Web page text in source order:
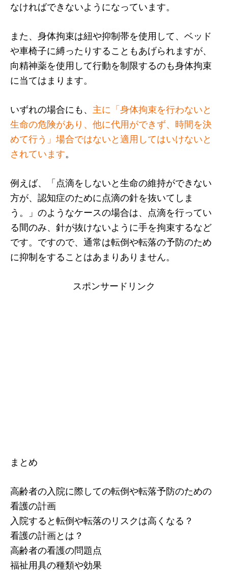
なければできないようになっています。
また、身体拘束は紐や抑制帯を使用して、ベッド
や車椅子に縛ったりすることもあげられますが、
向精神薬を使用して行動を制限するのも身体拘束
に当てはまります。
いずれの場合にも、 主に「身体拘束を行わないと
生命の危険があり、他に代用ができず、時間を決
めて行う」場合ではないと適用してはいけないと
されています。
例えば、「点滴をしないと生命の維持ができない
方が、認知症のために点滴の針を抜いてしま
う。」のようなケースの場合は、点滴を行ってい
る間のみ、針が抜けないように手を拘束するなど
です。ですので、通常は転倒や転落の予防のため
に抑制をすることはあまりありません。
スポンサードリンク
まとめ
高齢者の入院に際しての転倒や転落予防のための
看護の計画
入院すると転倒や転落のリスクは高くなる？
看護の計画とは？
高齢者の看護の問題点
福祉用具の種類や効果